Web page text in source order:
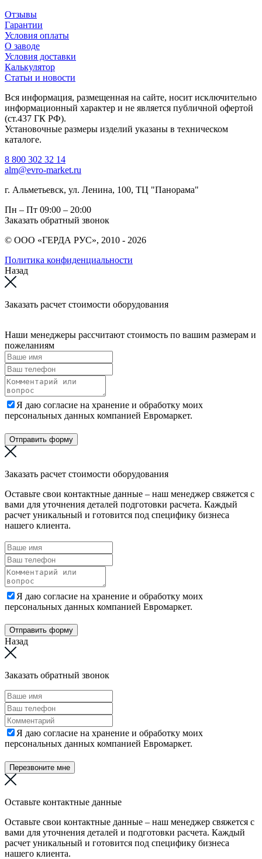
Отзывы
Гарантии
Условия оплаты
О заводе
Условия доставки
Калькулятор
Статьи и новости
Вся информация, размещенная на сайте, носит исключительно
информационный характер и не является публичной офертой
(ст.437 ГК РФ).
Установочные размеры изделий указаны в техническом
каталоге.
8 800 302 32 14
alm@evro-market.ru
г. Альметьевск, ул. Ленина, 100, ТЦ "Панорама"
Пн – Пт 09:00 – 20:00
Заказать обратный звонок
© ООО «ГЕРДА РУС», 2010 - 2026
Политика конфиденциальности
Назад
Заказать расчет стоимости оборудования
Наши менеджеры рассчитают стоимость по вашим размерам и
пожеланиям
Я даю согласие на хранение и обработку моих
персональных данных компанией Евромаркет.
Отправить форму
Заказать расчет стоимости оборудования
Оставьте свои контактные данные – наш менеджер свяжется с
вами для уточнения деталей подготовки расчета. Каждый
расчет уникальный и готовится под специфику бизнеса
нашего клиента.
Я даю согласие на хранение и обработку моих
персональных данных компанией Евромаркет.
Отправить форму
Назад
Заказать обратный звонок
Я даю согласие на хранение и обработку моих
персональных данных компанией Евромаркет.
Перезвоните мне
Оставьте контактные данные
Оставьте свои контактные данные – наш менеджер свяжется с
вами для уточнения деталей и подготовки расчета. Каждый
расчет уникальный и готовится под специфику бизнеса
нашего клиента.